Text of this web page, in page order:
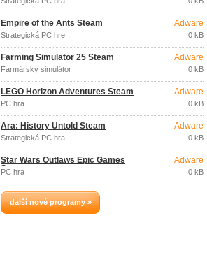
Empire of the Ants Steam
Strategická PC hre
Adware
0 kB
Farming Simulator 25 Steam
Farmársky simulátor
Adware
0 kB
LEGO Horizon Adventures Steam
PC hra
Adware
0 kB
Ara: History Untold Steam
Strategická PC hra
Adware
0 kB
Star Wars Outlaws Epic Games
Store
PC hra
Adware
0 kB
další nové programy »